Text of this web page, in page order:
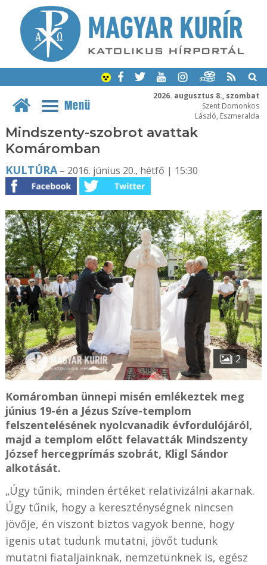
2026. augusztus 8., szombat
Szent Domonkos
László, Eszmeralda
Menü
Mindszenty-szobrot avattak
Komáromban
KULTÚRA– 2016. június 20., hétfő | 15:30
2
Komáromban ünnepi misén emlékeztek meg
június 19-én a Jézus Szíve-templom
felszentelésének nyolcvanadik évfordulójáról,
majd a templom előtt felavatták Mindszenty
József hercegprímás szobrát, Kligl Sándor
alkotását.
„Úgy tűnik, minden értéket relativizálni akarnak.
Úgy tűnik, hogy a kereszténységnek nincsen
jövője, én viszont biztos vagyok benne, hogy
igenis utat tudunk mutatni, jövőt tudunk
mutatni fiataljainknak, nemzetünknek is, egész